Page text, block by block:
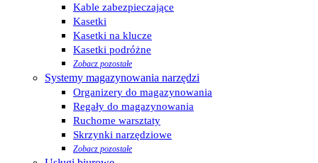
Kable zabezpieczające
Kasetki
Kasetki na klucze
Kasetki podróżne
Zobacz pozostałe
Systemy magazynowania narzędzi
Organizery do magazynowania
Regały do magazynowania
Ruchome warsztaty
Skrzynki narzędziowe
Zobacz pozostałe